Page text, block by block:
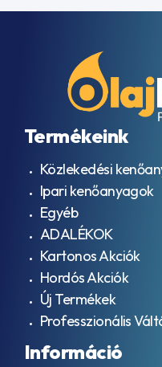
Termékeink
Közlekedési
Ipari kenőanyagok
Egyéb
ADALÉKOK
Kartonos Akciók
Hordós Akciók
Új Termékek
Professzionális
Információ